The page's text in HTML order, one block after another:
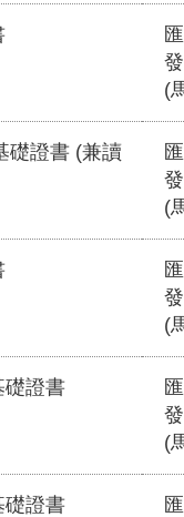
(
礎證書 (兼讀
(
(
礎證書
(
礎證書